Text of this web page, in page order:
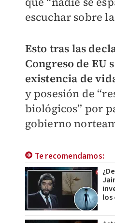
escuchar sobre
Esto tras las
Congreso de EU
existencia de
y posesión de
biológicos” por
gobierno
Te recomendamos:
los